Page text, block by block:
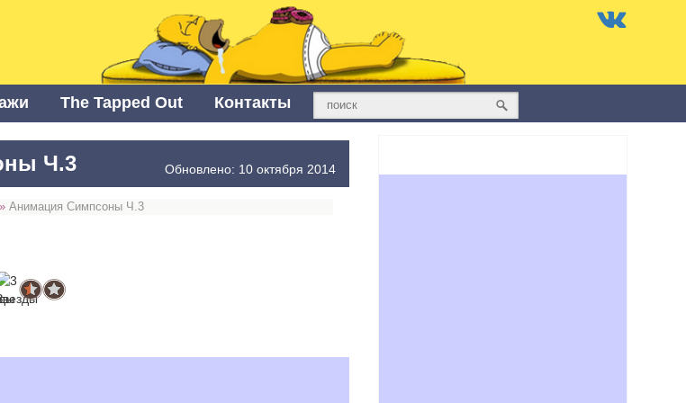
The Tapped Out Контакты
Ч.3 Обновлено: 10 октября 2014
»Анимация Симпсоны Ч.3